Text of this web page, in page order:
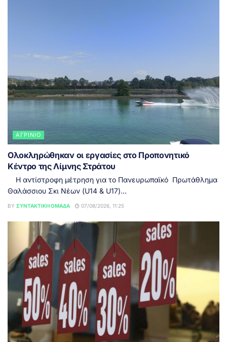
ΑΓΡΊΝΙΟ
Ολοκληρώθηκαν οι εργασίες στο Προπονητικό
Κέντρο της Λίμνης Στράτου
Η αντίστροφη μέτρηση για το Πανευρωπαϊκό Πρωτάθλημα
Θαλάσσιου Σκι Νέων (U14 & U17)...
BY ΣΥΝΤΑΚΤΙΚΉ ΟΜΆΔΑ 07/08/2026, 11:25